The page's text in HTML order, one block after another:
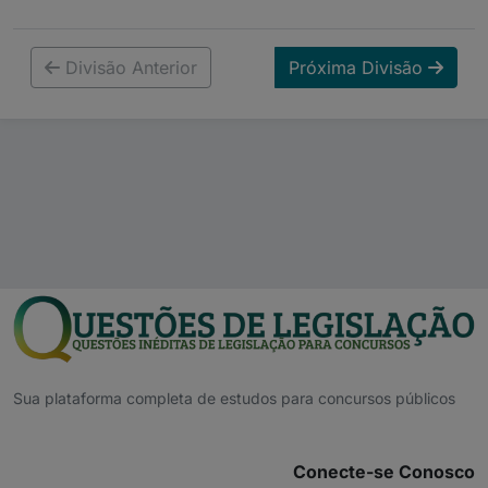
Divisão Anterior Próxima Divisão
Sua plataforma completa de estudos para concursos públicos
Conecte-se Conosco